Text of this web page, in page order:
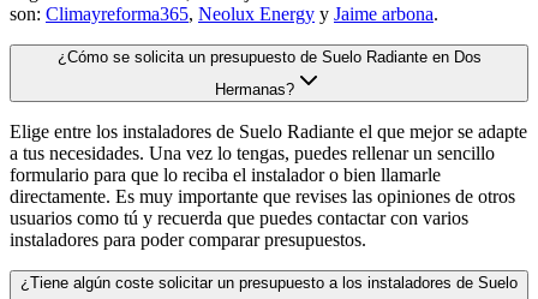
son: Climayreforma365, Neolux Energy y Jaime arbona.
¿Cómo se solicita un presupuesto de Suelo Radiante en Dos
Hermanas?
Elige entre los instaladores de Suelo Radiante el que mejor se adapte
a tus necesidades. Una vez lo tengas, puedes rellenar un sencillo
formulario para que lo reciba el instalador o bien llamarle
directamente. Es muy importante que revises las opiniones de otros
usuarios como tú y recuerda que puedes contactar con varios
instaladores para poder comparar presupuestos.
¿Tiene algún coste solicitar un presupuesto a los instaladores de Suelo